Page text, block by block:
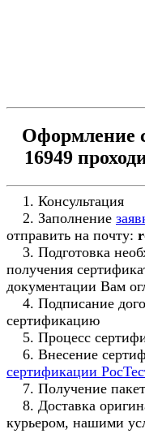
Оформление
16949
1. Консультация
2. Заполнение
отправить на почту:
3. Подготовка
получения
документации Вам
4. Подписание
сертификацию
5. Процесс
6. Внесение
сертификации
7. Получение
8. Доставка
курьером, нашими